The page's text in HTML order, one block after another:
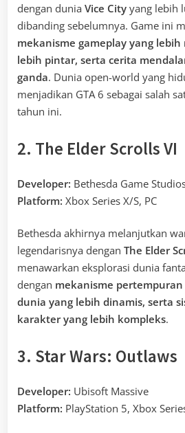
dengan dunia Vice City yang lebih
dibanding sebelumnya. Game ini
mekanisme gameplay yang lebih
lebih pintar, serta cerita
ganda. Dunia open-world yang
menjadikan GTA 6 sebagai salah
tahun ini.
2. The Elder Scrolls VI
Developer: Bethesda Game
Platform: Xbox Series X/S, PC
Bethesda akhirnya melanjutkan
legendarisnya dengan The Elder
menawarkan eksplorasi dunia
dengan mekanisme
dunia yang lebih dinamis, serta
karakter yang lebih kompleks.
3. Star Wars: Outlaws
Developer: Ubisoft Massive
Platform: PlayStation 5, Xbox